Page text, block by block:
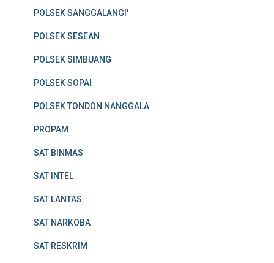
POLSEK SANGGALANGI'
POLSEK SESEAN
POLSEK SIMBUANG
POLSEK SOPAI
POLSEK TONDON NANGGALA
PROPAM
SAT BINMAS
SAT INTEL
SAT LANTAS
SAT NARKOBA
SAT RESKRIM